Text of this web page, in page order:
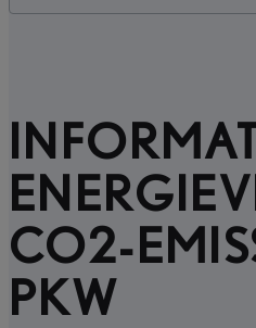
CO2-
PKW